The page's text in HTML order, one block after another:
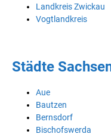
Landkreis Zwickau
Vogtlandkreis
Städte
Aue
Bautzen
Bernsdorf
Bischofswerda